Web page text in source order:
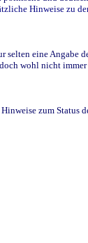
Hinweise zu
eine Angabe
wohl nicht
zum Status